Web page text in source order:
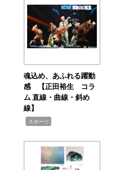
魂込め、あふれる躍動
感 【正田裕生 コラ
ム 直線・曲線・斜め
線】
スポーツ